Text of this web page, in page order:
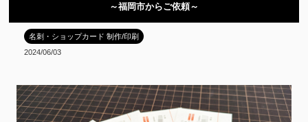
～福岡市からご依頼～
名刺・ショップカード 制作/印刷
2024/06/03